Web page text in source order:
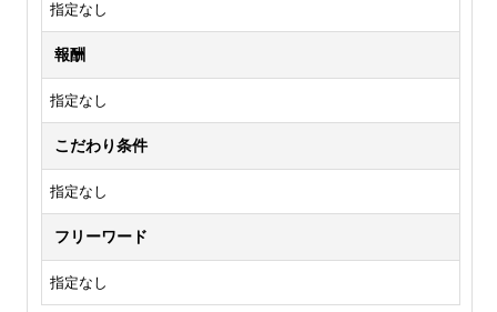
指定なし
報酬
指定なし
こだわり条件
指定なし
フリーワード
指定なし